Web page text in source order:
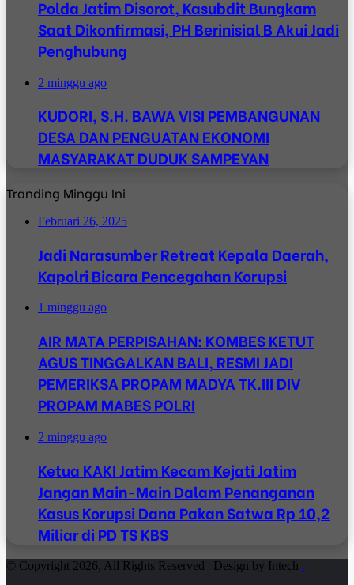
Polda Jatim Disorot, Kasubdit Bungkam
Saat Dikonfirmasi, PH Berinisial B Akui Jadi
Penghubung
2 minggu ago
KUDORI, S.H. BAWA VISI PEMBANGUNAN
DESA DAN PENGUATAN EKONOMI
MASYARAKAT DUDUK SAMPEYAN
Tranding Minggu Ini
Februari 26, 2025
Jadi Narasumber Retreat Kepala Daerah,
Kapolri Bicara Pencegahan Korupsi
1 minggu ago
AIR MATA PERPISAHAN: KOMBES KETUT
AGUS TINGGALKAN BALI, RESMI JADI
PEMERIKSA PROPAM MADYA TK.III DIV
PROPAM MABES POLRI
2 minggu ago
Ketua KAKI Jatim Kecam Kejati Jatim
Jangan Main-Main Dalam Penanganan
Kasus Korupsi Dana Pakan Satwa Rp 10,2
Miliar di PD TS KBS
© Copyright 2026, All Rights Reserved | Design by Intech .